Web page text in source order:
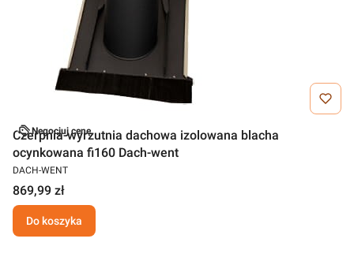
Negocjuj cenę
Czerpnia-wyrzutnia dachowa izolowana blacha
ocynkowana fi160 Dach-went
DACH-WENT
869,99 zł
Do koszyka